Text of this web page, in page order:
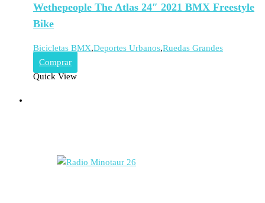
Wethepeople The Atlas 24″ 2021 BMX Freestyle
Bike
Bicicletas BMX,Deportes Urbanos,Ruedas Grandes
Comprar
Quick View